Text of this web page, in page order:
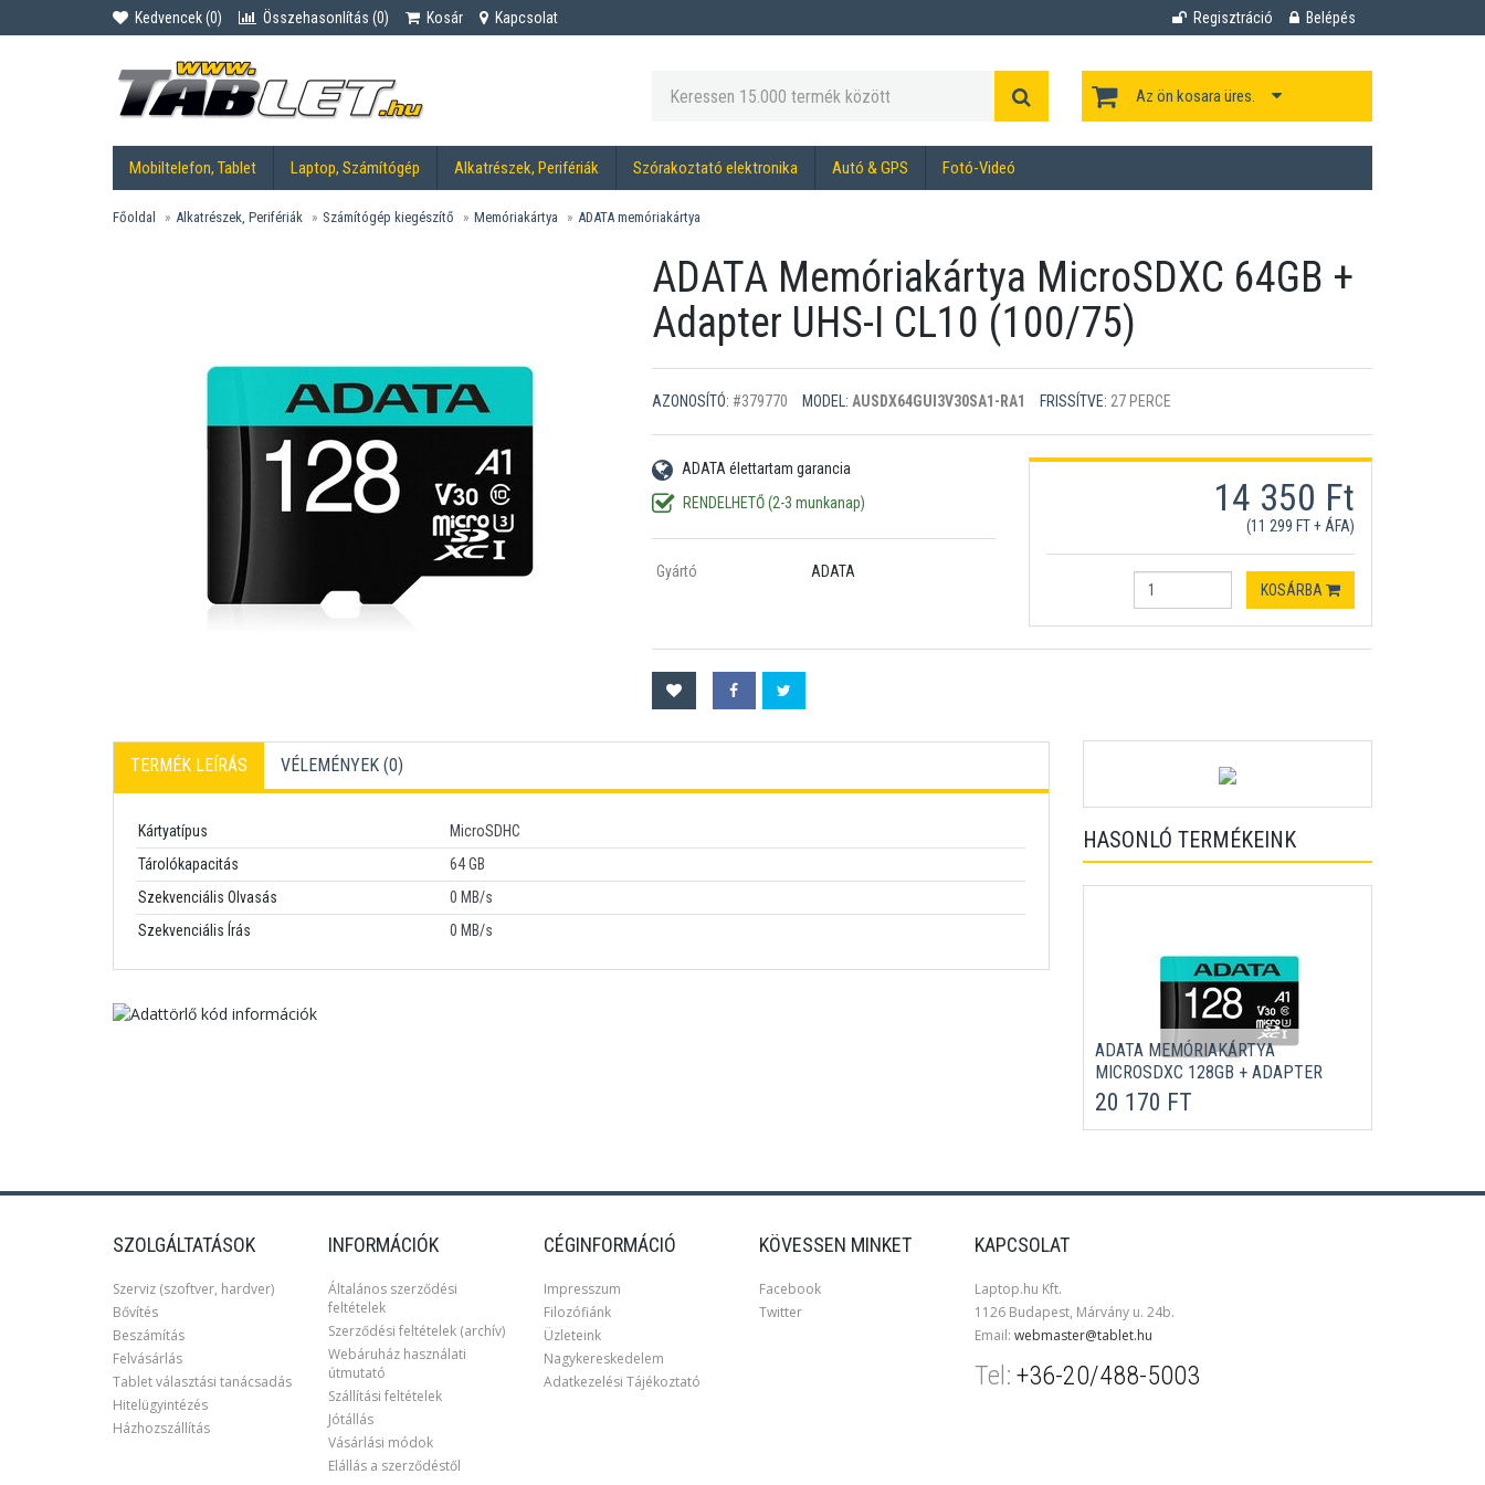
Kedvencek (0) Összehasonlítás (0) Kosár Kapcsolat Regisztráció Belépés
Az ön kosara üres.
Mobiltelefon, Tablet Laptop, Számítógép Alkatrészek, Perifériák Szórakoztató elektronika Autó & GPS Fotó-Videó
Főoldal Alkatrészek, Perifériák Számítógép kiegészítő Memóriakártya ADATA memóriakártya
ADATA Memóriakártya MicroSDXC 64GB +
Adapter UHS-I CL10 (100/75)
AZONOSÍTÓ: #379770 MODEL: AUSDX64GUI3V30SA1-RA1 FRISSÍTVE: 27 PERCE
ADATA élettartam garancia
RENDELHETŐ (2-3 munkanap)
Gyártó ADATA
14 350 Ft
(11 299 FT + ÁFA)
KOSÁRBA
TERMÉK LEÍRÁS VÉLEMÉNYEK (0)
Kártyatípus
MicroSDHC
Tárolókapacitás
64 GB
Szekvenciális Olvasás
0 MB/s
Szekvenciális Írás
0 MB/s
HASONLÓ TERMÉKEINK
ADATA MEMÓRIAKÁRTYA
MICROSDXC 128GB + ADAPTER
UHS-I CL10 (100/80)
20 170 FT
SZOLGÁLTATÁSOK
Szerviz (szoftver, hardver)
Bővítés
Beszámítás
Felvásárlás
Tablet választási tanácsadás
Hitelügyintézés
Házhozszállítás
INFORMÁCIÓK
Általános szerződési
feltételek
Szerződési feltételek (archív)
Webáruház használati
útmutató
Szállítási feltételek
Jótállás
Vásárlási módok
Elállás a szerződéstől
CÉGINFORMÁCIÓ
Impresszum
Filozófiánk
Üzleteink
Nagykereskedelem
Adatkezelési Tájékoztató
KÖVESSEN MINKET
Facebook
Twitter
KAPCSOLAT
Laptop.hu Kft.
1126 Budapest, Márvány u. 24b.
Email: webmaster@tablet.hu
Tel: +36-20/488-5003